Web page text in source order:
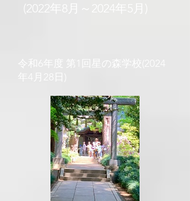
(2022年8月～2024年5
​令和6年度 第1回星の森学校(2024
年4月28日)